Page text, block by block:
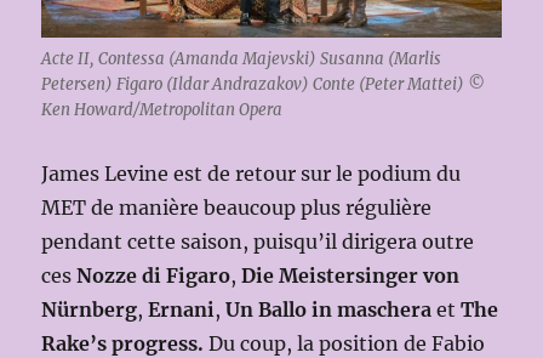
Acte II, Contessa (Amanda Majevski) Susanna (Marlis
Petersen) Figaro (Ildar Andrazakov) Conte (Peter Mattei) ©
Ken Howard/Metropolitan Opera
James Levine est de retour sur le podium du
MET de manière beaucoup plus régulière
pendant cette saison, puisqu’il dirigera outre
cesNozze di Figaro,Die Meistersinger von
Nürnberg,Ernani,Un Ballo in maschera etThe
Rake’s progress. Du coup, la position de Fabio